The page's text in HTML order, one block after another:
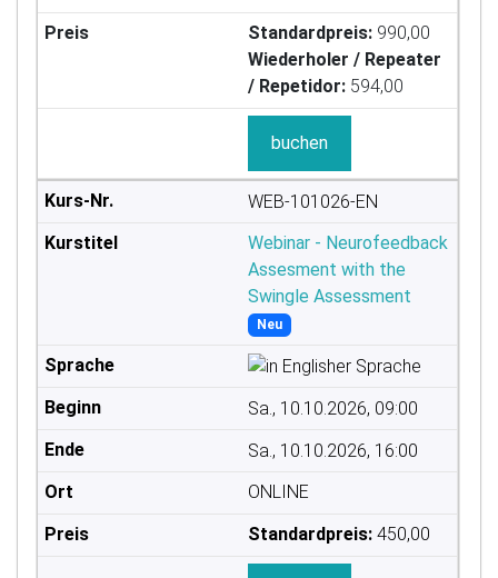
Standardpreis: 990,00
Wiederholer / Repeater
/ Repetidor: 594,00
buchen
WEB-101026-EN
Webinar - Neurofeedback
Assesment with the
Swingle Assessment
Neu
Sa., 10.10.2026, 09:00
Sa., 10.10.2026, 16:00
ONLINE
Standardpreis: 450,00